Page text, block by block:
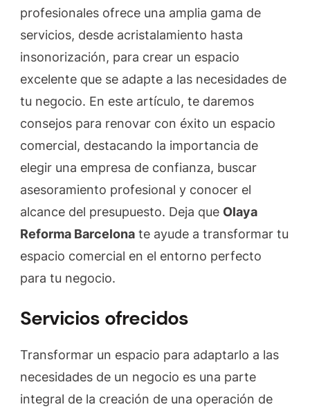
Barcelona
profesionales ofrece una amplia gama de
servicios, desde acristalamiento hasta
insonorización, para crear un espacio
excelente que se adapte a las necesidades de
tu negocio. En este artículo, te daremos
consejos para renovar con éxito un espacio
comercial, destacando la importancia de
elegir una empresa de confianza, buscar
asesoramiento profesional y conocer el
alcance del presupuesto. Deja que Olaya
Reforma Barcelona te ayude a transformar tu
espacio comercial en el entorno perfecto
para tu negocio.
Servicios ofrecidos
Transformar un espacio para adaptarlo a las
necesidades de un negocio es una parte
integral de la creación de una operación de